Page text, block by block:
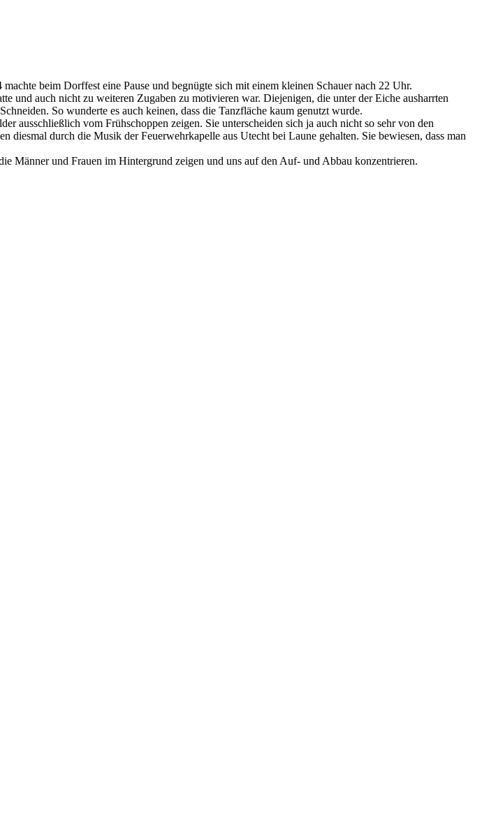
beim Dorffest eine Pause und begnügte sich mit einem kleinen Schauer nach 22 Uhr.
und auch nicht zu weiteren Zugaben zu motivieren war. Diejenigen, die unter der Eiche ausharrten
So wunderte es auch keinen, dass die Tanzfläche kaum genutzt wurde.
ausschließlich vom Frühschoppen zeigen. Sie unterscheiden sich ja auch nicht so sehr von den
durch die Musik der Feuerwehrkapelle aus Utecht bei Laune gehalten. Sie bewiesen, dass man
Männer und Frauen im Hintergrund zeigen und uns auf den Auf- und Abbau konzentrieren.